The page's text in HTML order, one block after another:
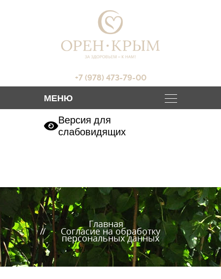
+7 (978) 473-79-00
Версия для
слабовидящих
Главная
Согласие на обработку
персональных данных